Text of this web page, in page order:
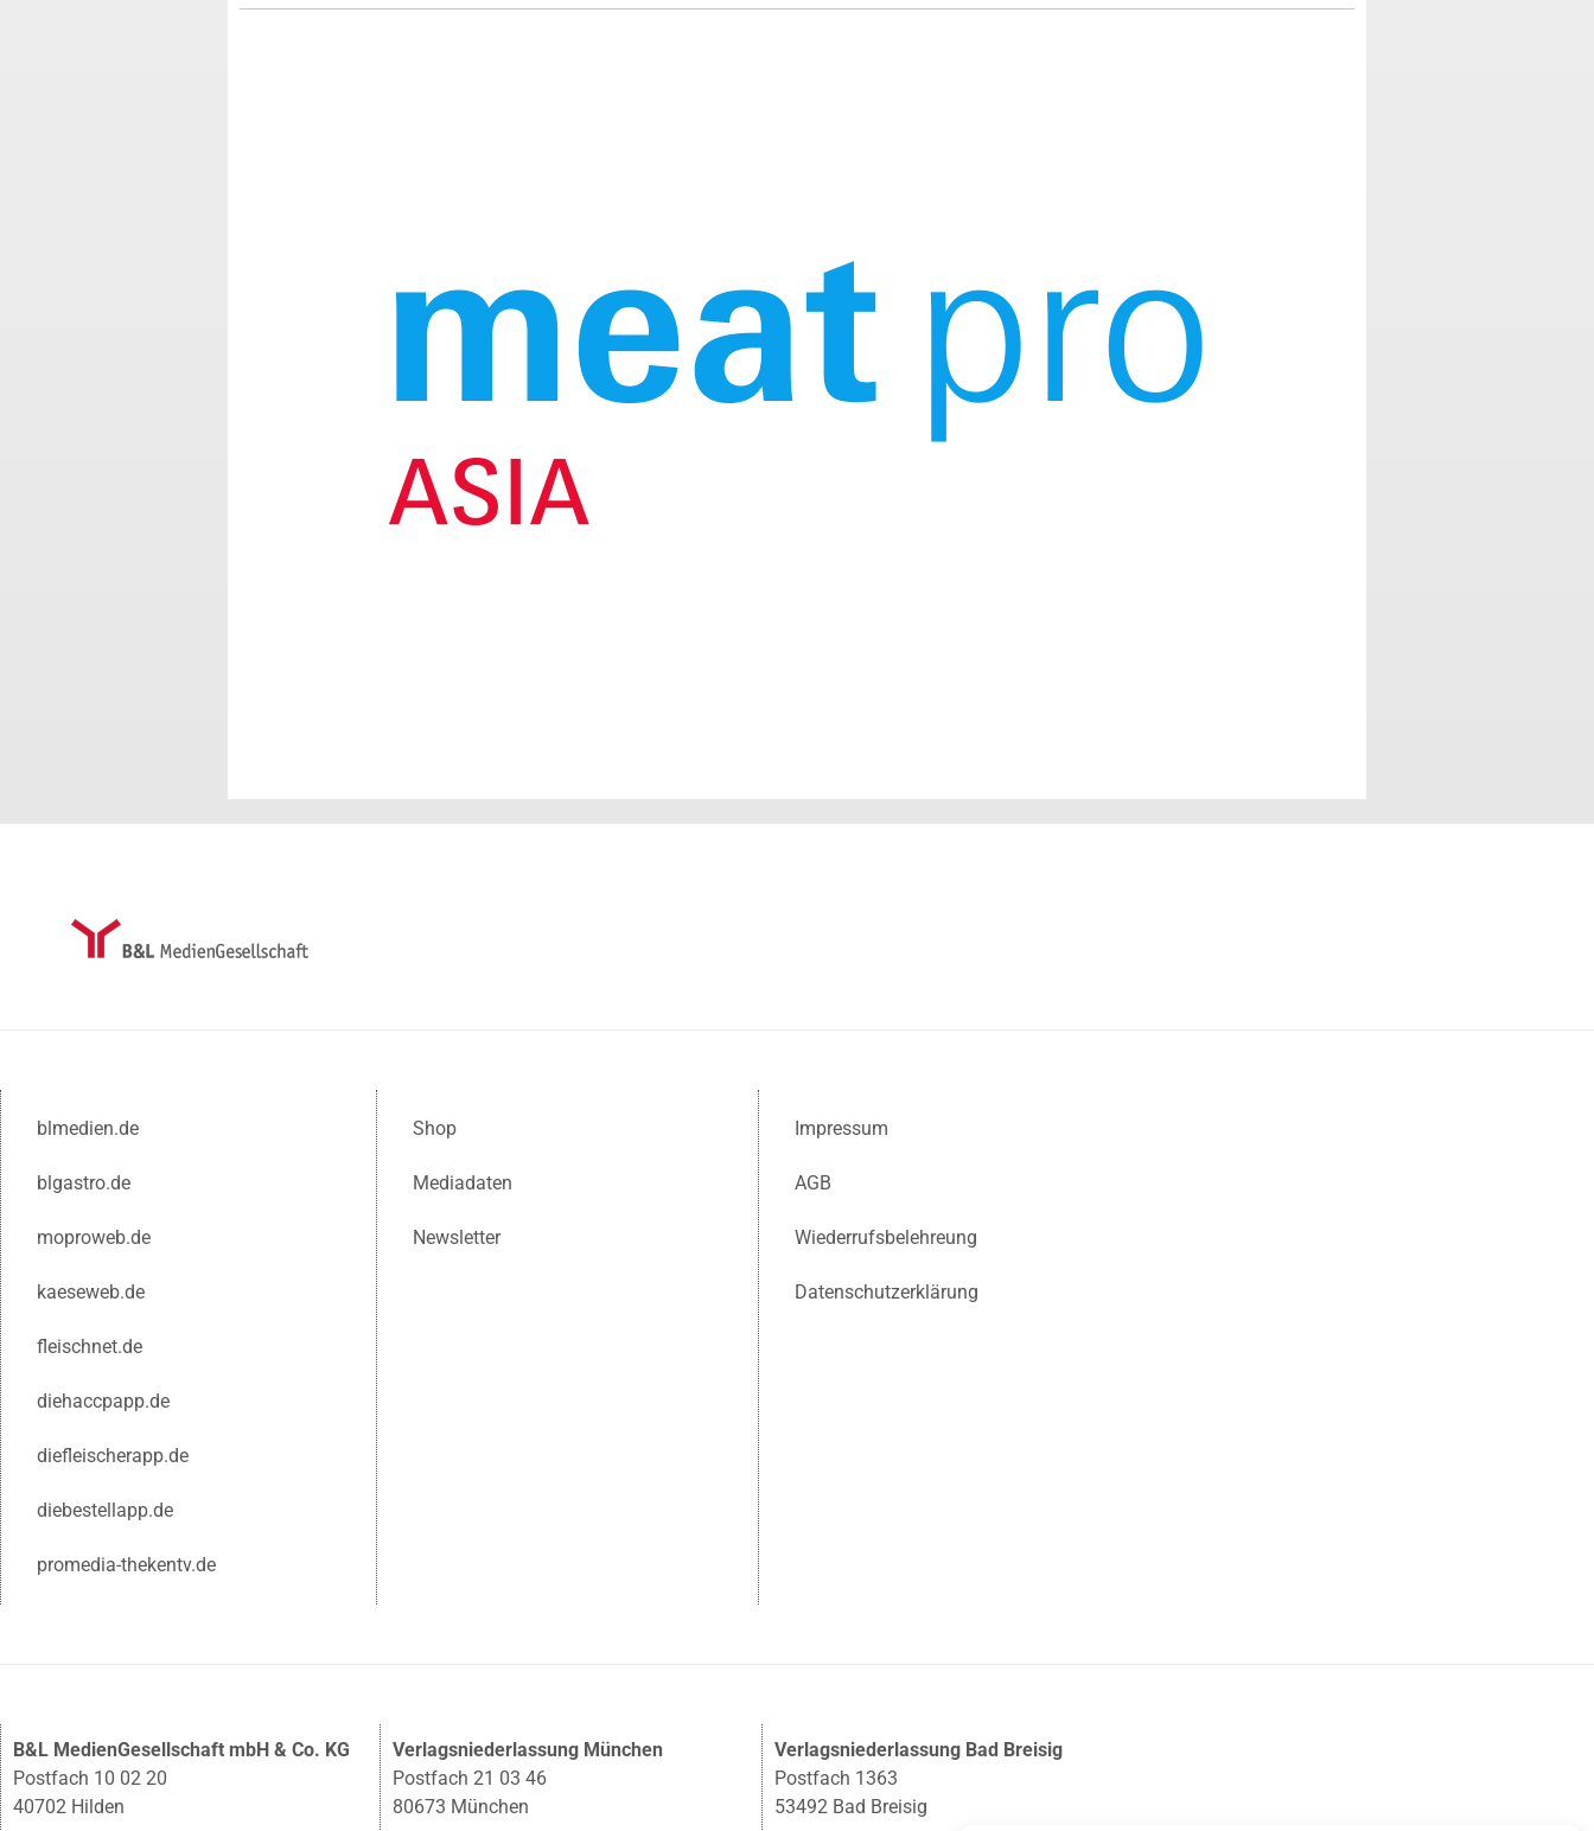
blmedien.de
blgastro.de
moproweb.de
kaeseweb.de
fleischnet.de
diehaccpapp.de
diefleischerapp.de
diebestellapp.de
promedia-thekentv.de
Shop
Mediadaten
Newsletter
Impressum
AGB
Wiederrufsbelehreung
Datenschutzerklärung
B&L MedienGesellschaft mbH & Co. KG
Postfach 10 02 20
40702 Hilden
Verlagsniederlassung München
Postfach 21 03 46
80673 München
Verlagsniederlassung Bad Breisig
Postfach 1363
53492 Bad Breisig